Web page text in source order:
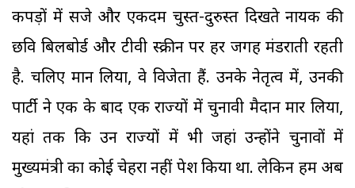
कपड़ों में सजे और एकदम चुस्त-दुरुस्त दिखते नायक की
छवि बिलबोर्ड और टीवी स्क्रीन पर हर जगह मंडराती रहती
है. चलिए मान लिया, वे विजेता हैं. उनके नेतृत्व में, उनकी
पार्टी ने एक के बाद एक राज्यों में चुनावी मैदान मार लिया,
यहां तक कि उन राज्यों में भी जहां उन्होंने चुनावों में
मुख्यमंत्री का कोई चेहरा नहीं पेश किया था. लेकिन हम अब